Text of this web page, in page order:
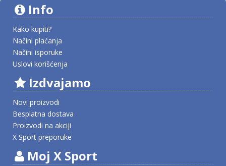
Info
Kako kupiti?
Načini plaćanja
Načini isporuke
Uslovi korišćenja
Izdvajamo
Novi proizvodi
Besplatna dostava
Proizvodi na akciji
X Sport preporuke
Moj X Sport